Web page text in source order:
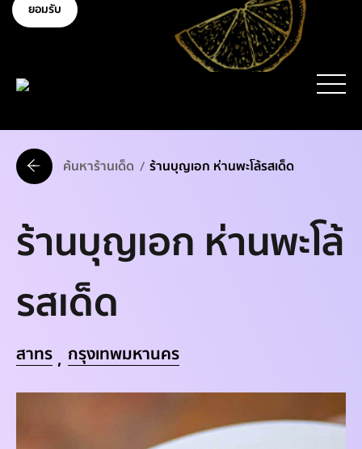
ยอมรับ
ค้นหาร้านเด็ด ร้านบุญเอก ห่านพะโล้รสเด็ด
ร้านบุญเอก ห่านพะโล้
รสเด็ด
สาทร กรุงเทพมหานคร